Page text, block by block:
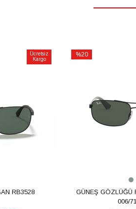
Ücretsiz
Kargo
RB3528
%20
GÜNEŞ GÖZLÜĞÜ
006/